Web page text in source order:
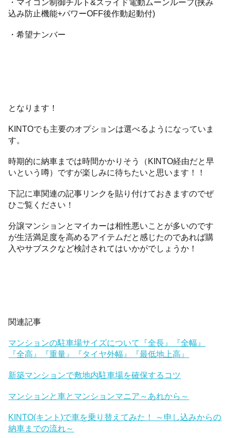
・マイコン制御チルト&スライド電動ムーンルーフ(挟み
込み防止機能+パワーOFF後作動起動付)
・希望ナンバー
となります！
KINTOでも主要のオプションは選べるようになっていま
す。
時期的に納車までは時間かかりそう（KINTO経由だと早
いという噂）ですが楽しみに待ちたいと思います！！
下記に車関連の記事リンクを貼り付けておきますのでぜ
ひご覧ください！
分譲マンションとマイカーは相性悪いことが多いのです
が生活満足度を高めるアイテムだと感じたのであれば購
入やサブスクなど検討されてはいかがでしょうか！
関連記事
マンションの駐車場サイズについて『全長』『全幅』
『全高』『重量』『タイヤ外幅』『最低地上高』
新築マンションで敷地内駐車場を確保するコツ
マンションと車とマンションマニア～あれから～
KINTO(キント)で車を乗り替えてみた！ ～申し込みからの
納車までの流れ～